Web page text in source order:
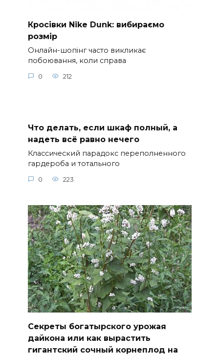
Кросівки Nike Dunk: вибираємо
розмір
Онлайн-шопінг часто викликає
побоювання, коли справа
0 212
Что делать, если шкаф полный, а
надеть всё равно нечего
Классический парадокс переполненного
гардероба и тотального
0 223
Секреты богатырского урожая
дайкона или как вырастить
гигантский сочный корнеплод на